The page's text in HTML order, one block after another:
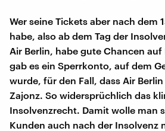
Wer seine Tickets aber nach dem
habe, also ab dem Tag der
Air Berlin, habe gute Chancen
gab es ein Sperrkonto, auf dem
wurde, für den Fall, dass Air
Zajonz. So widersprüchlich das
Insolvenzrecht. Damit wolle man
Kunden auch nach der Insolvenz